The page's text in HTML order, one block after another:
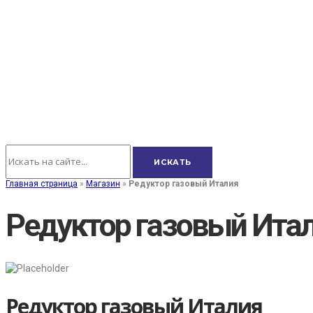
Главная страница » Магазин » Редуктор газовый Италия
Редуктор газовый
Редуктор газовый Италия